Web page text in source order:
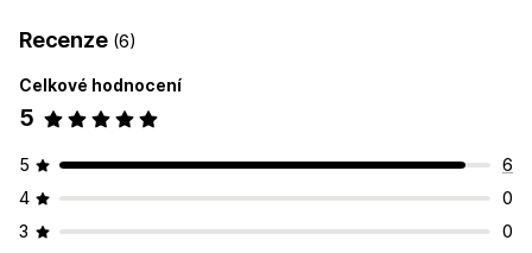
Recenze (6)
Celkové hodnocení
5
5
6
4
0
3
0